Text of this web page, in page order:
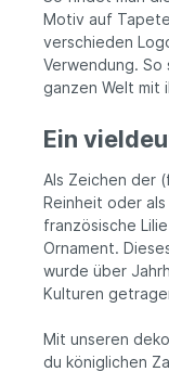
Motiv auf
verschieden
Verwendung.
ganzen Welt mit
Ein
Als Zeichen der
Reinheit oder
französische
Ornament.
wurde über
Kulturen
Mit unseren
du königlichen